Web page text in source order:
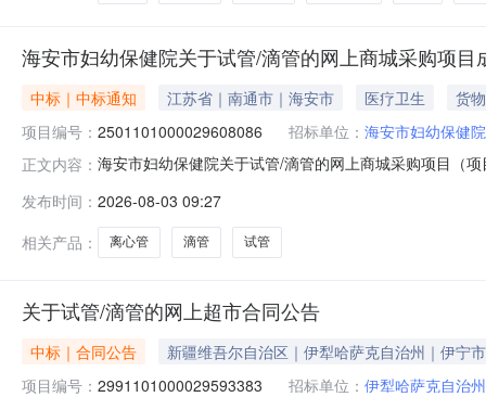
海安市妇幼保健院关于试管/滴管的网上商城采购项目
中标｜中标通知 江苏省｜南通市｜海安市 医疗卫生
货物
项目编号： 2501101000029608086 招标单位： 海安市妇幼保健院
正文内容： 海安市妇幼保健院关于试管/滴管的网上商城采购项目（
海安市报价起止时间:-二、采购单位信息采购单位名称:
发布时间： 2026-08-03 09:27
相关产品：
离心管 滴管 试管
关于试管/滴管的网上超市合同公告
中标｜合同公告
新疆维吾尔自治区｜伊犁哈萨克自治州｜伊宁市
项目编号： 2991101000029593383 招标单位： 伊犁哈萨克自治